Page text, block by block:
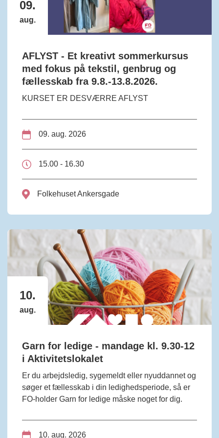
09.
aug.
AFLYST - Et kreativt sommerkursus
med fokus på tekstil, genbrug og
fællesskab fra 9.8.-13.8.2026.
KURSET ER DESVÆRRE AFLYST
09. aug. 2026
15.00 - 16.30
Folkehuset Ankersgade
10.
aug.
Garn for ledige - mandage kl. 9.30-12
i Aktivitetslokalet
Er du arbejdsledig, sygemeldt eller nyuddannet og
søger et fællesskab i din ledighedsperiode, så er
FO-holder Garn for ledige måske noget for dig.
10. aug. 2026